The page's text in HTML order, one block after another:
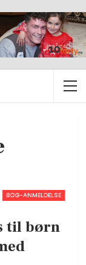
BOG-ANMELDELSE
til børn